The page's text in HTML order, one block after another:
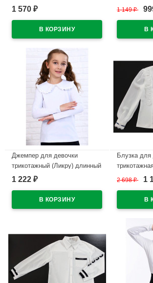
цвет белый арт.C63389S
1 570 ₽
рукав цвет
1 149₽
Джемпер для девочки
трикотажный (Ликру) длинный
рукав цвет белый арт.0047
1 222 ₽
Блузка для
длинный
30/122-38/
2 698₽ 1